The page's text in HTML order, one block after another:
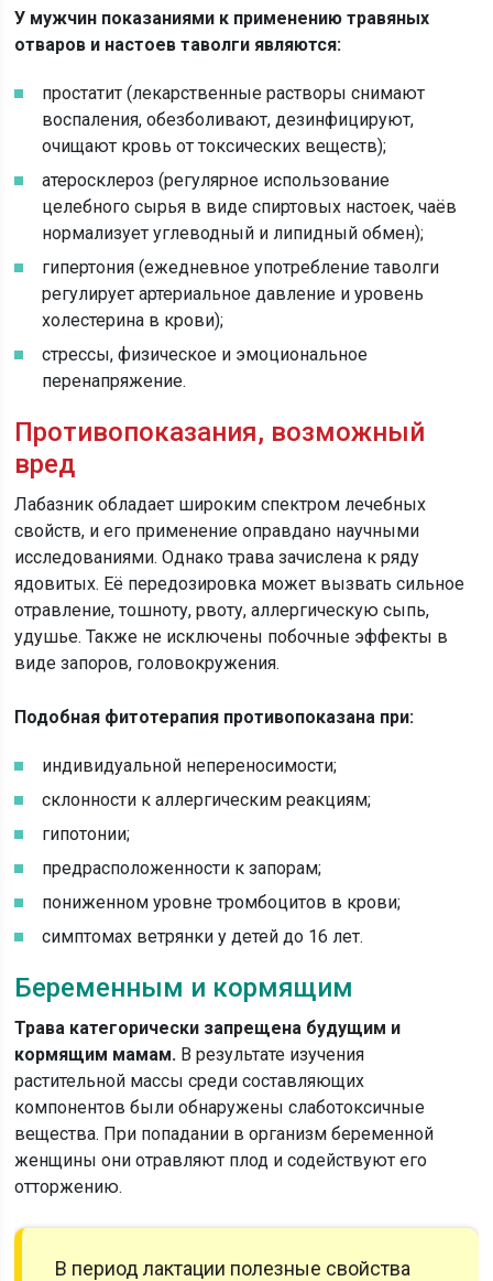
У мужчин показаниями к применению травяных
отваров и настоев таволги являются:
простатит (лекарственные растворы снимают
воспаления, обезболивают, дезинфицируют,
очищают кровь от токсических веществ);
атеросклероз (регулярное использование
целебного сырья в виде спиртовых настоек, чаёв
нормализует углеводный и липидный обмен);
гипертония (ежедневное употребление таволги
регулирует артериальное давление и уровень
холестерина в крови);
стрессы, физическое и эмоциональное
перенапряжение.
Противопоказания, возможный
вред
Лабазник обладает широким спектром лечебных
свойств, и его применение оправдано научными
исследованиями. Однако трава зачислена к ряду
ядовитых. Её передозировка может вызвать сильное
отравление, тошноту, рвоту, аллергическую сыпь,
удушье. Также не исключены побочные эффекты в
виде запоров, головокружения.
Подобная фитотерапия противопоказана при:
индивидуальной непереносимости;
склонности к аллергическим реакциям;
гипотонии;
предрасположенности к запорам;
пониженном уровне тромбоцитов в крови;
симптомах ветрянки у детей до 16 лет.
Беременным и кормящим
Трава категорически запрещена будущим и
кормящим мамам. В результате изучения
растительной массы среди составляющих
компонентов были обнаружены слаботоксичные
вещества. При попадании в организм беременной
женщины они отравляют плод и содействуют его
отторжению.
В период лактации полезные свойства